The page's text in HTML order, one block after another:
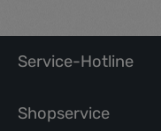
Service-Hotline
Shopservice